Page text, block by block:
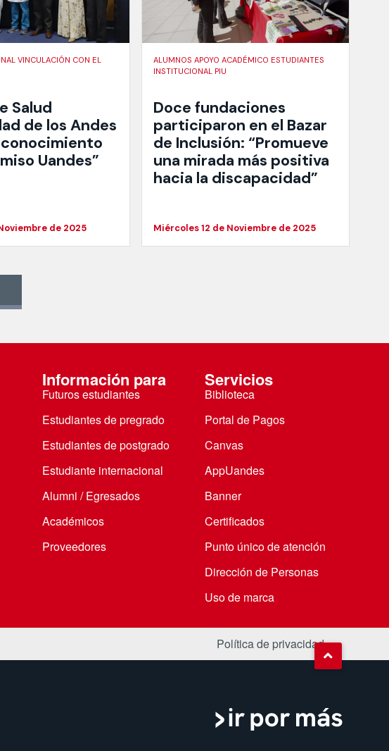
VINCULACIÓN CON EL
Salud
de los Andes
Uandes”
de 2025
ALUMNOS APOYO ACADÉMICO ESTUDIANTES
INSTITUCIONAL PIU
Doce fundaciones
participaron en el Bazar
de Inclusión: “Promueve
una mirada más positiva
hacia la discapacidad”
Miércoles 12 de Noviembre de 2025
Información para
Futuros estudiantes
Estudiantes de pregrado
Estudiantes de postgrado
Estudiante internacional
Alumni / Egresados
Académicos
Proveedores
Servicios
Biblioteca
Portal de Pagos
Canvas
AppUandes
Banner
Certificados
Punto único de atención
Dirección de Personas
Uso de marca
Política de privacidad